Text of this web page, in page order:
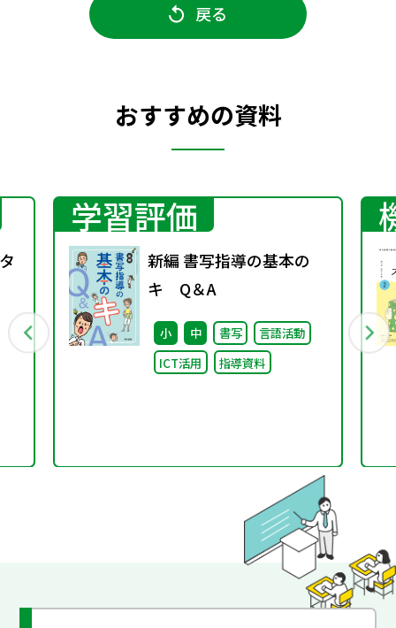
戻る
おすすめの資料
学習評価
新編 書写指導の基本の
キ Q＆A
小 中 書写
言語活動
ICT活用
指導資料